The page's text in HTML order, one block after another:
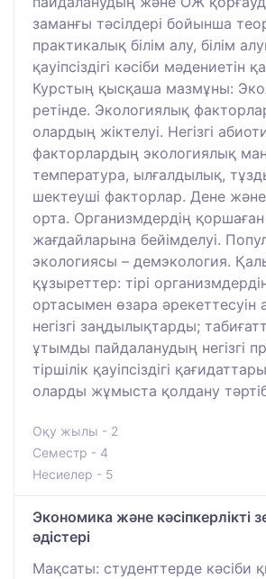
заманғы тәсілдері бойынша
практикалық білім алу, білім
қауіпсіздігі кәсіби мәдениетін
Курстың қысқаша мазмұны:
ретінде. Экологиялық
олардың жіктелуі. Негізгі
факторлардың экологиялық
температура, ылғалдылық,
шектеуші факторлар. Дене
орта. Организмдердің
жағдайларына бейімделуі.
экологиясы – демэкология.
құзыреттер: тірі
ортасымен өзара әрекеттесуін
негізгі заңдылықтарды;
ұтымды пайдаланудың негізгі
тіршілік қауіпсіздігі
оларды жұмыста қолдану
Оқу жылы - 2
Семестр - 4
Несиелер - 5
Экономика және кәсіпкерлікті
әдістері
Мақсаты: студенттерде кәсіби